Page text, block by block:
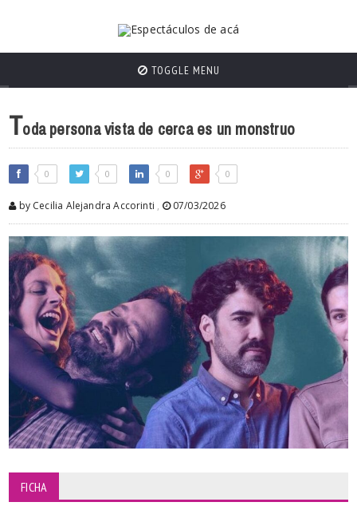
TOGGLE MENU
Toda persona vista de cerca es un monstruo
0 0 0 0
by Cecilia Alejandra Accorinti , 07/03/2026
FICHA